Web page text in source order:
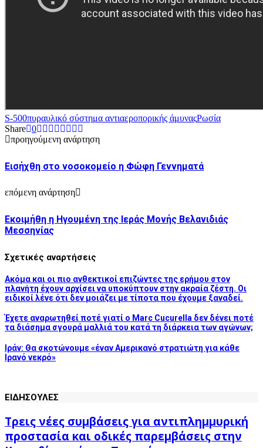
S-500πυραυλικό σύστημα αντιαεροπορικής άμυναςΡωσία
Share 0
προηγούμενη ανάρτηση
Eισήχθη στο νοσοκομείο η Φώφη Γεννηματά
επόμενη ανάρτηση
Εκοιμήθη η Ηγουμένη της Ιεράς Μονής Βελανιδιάς
Μεσσηνίας
Σχετικές αναρτήσεις
Ακόμα και οι πιο ανθεκτικοί επιζώντες της ερήμου στον
πλανήτη έχουν αρχίσει να υποκύπτουν στην ακραία ζέστη. Οι
ειδικοί λένε ότι δεν μοιάζει με τίποτα που έχουμε ξαναδεί.
Έχετε αναρωτηθεί ποτέ γιατί ο Marc Cucurella δεν δένει ποτέ
τα διάσημα σγουρά μαλλιά του κατά τη διάρκεια των αγώνων;
Ιράν: Θα σκοτώνουμε «έναν Αμερικανό στρατιώτη για κάθε
Ιρανό νεκρό»
ΕΙΔΗΣΟΥΛΕΣ
Τρεις νέες συμβάσεις για αντιπλημμυρική
προστασία και οδικές παρεμβάσεις στην